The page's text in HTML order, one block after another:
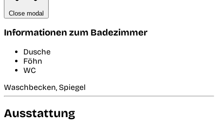
Close modal
Informationen zum Badezimmer
Dusche
Föhn
WC
Waschbecken, Spiegel
Ausstattung